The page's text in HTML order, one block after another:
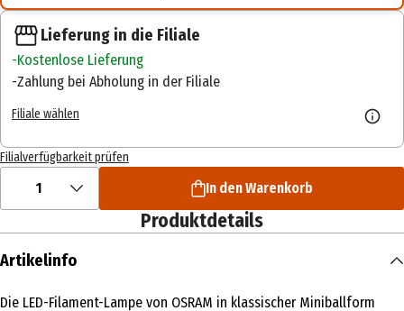
Lieferung in die Filiale
Kostenlose Lieferung
Zahlung bei Abholung in der Filiale
Filiale wählen
Filialverfügbarkeit prüfen
1 In den Warenkorb
Produktdetails
Artikelinfo
Die LED-Filament-Lampe von OSRAM in klassischer Miniballform